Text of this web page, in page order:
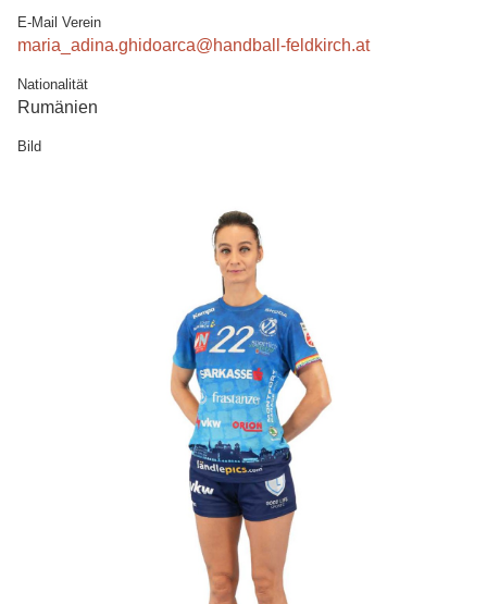
E-Mail Verein
maria_adina.ghidoarca@handball-feldkirch.at
Nationalität
Rumänien
Bild